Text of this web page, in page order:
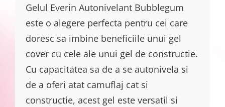
Gelul Everin Autonivelant Bubblegum
este o alegere perfecta pentru cei care
doresc sa imbine beneficiile unui gel
cover cu cele ale unui gel de constructie.
Cu capacitatea sa de a se autonivela si
de a oferi atat camuflaj cat si
constructie, acest gel este versatil si